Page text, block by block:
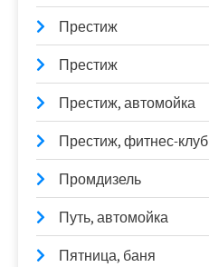
Престиж
Престиж
Престиж, автомойка
Престиж, фитнес-клуб
Промдизель
Путь, автомойка
Пятница, баня